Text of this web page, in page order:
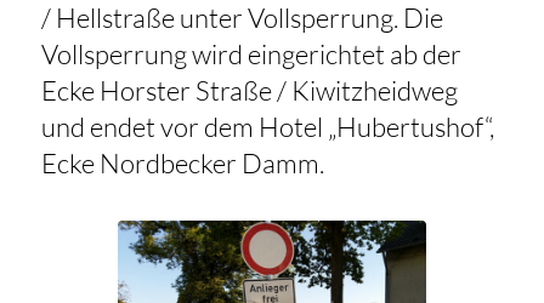
/ Hellstraße unter Vollsperrung. Die
Vollsperrung wird eingerichtet ab der
Ecke Horster Straße / Kiwitzheidweg
und endet vor dem Hotel „Hubertushof“,
Ecke Nordbecker Damm.